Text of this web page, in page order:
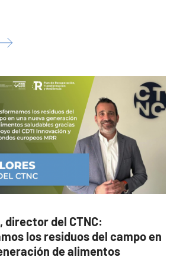
director del CTNC:
los residuos del campo en
de alimentos